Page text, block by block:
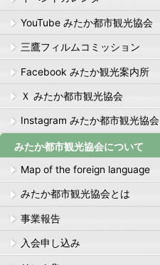
YouTube みたか都市観光協会
三鷹フィルムコミッション
Facebook みたか観光案内所
Ｘ みたか都市観光協会
Instagram みたか都市観光協会
みたか都市観光協会について
Map of the foreign language
みたか都市観光協会とは
事業報告
入会申し込み